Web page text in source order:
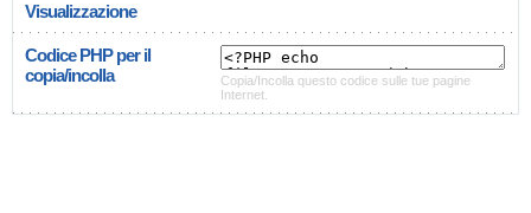
Visualizzazione
Codice PHP per il
copia/incolla
Copia/Incolla questo codice sulle tue pagine
Internet.